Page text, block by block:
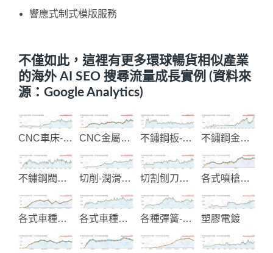
響應式制式模版服務
不僅如此，這裡有更多環球暢貨相似產業
的海外 AI SEO 搜尋流量成長實例 (資料來
源：Google Analytics)
CNC車床-銑床加工機械 CNC金屬與塑膠加工 不鏽鋼板-鋼捲-鋼帶 不鏽鋼金屬欄杆圓管配件
不鏽鋼閥和管配件 切削-潤滑-防鏽油品製造 切割刨刀具製造 各式噴槍和壓力罐製造
各式車種升降窗配件 各式車種油封設計製造 各種彈簧-彈片製造 塑膠電鍍